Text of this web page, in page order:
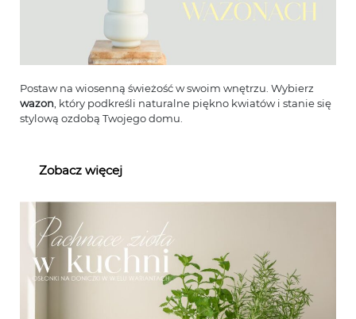
Postaw na wiosenną świeżość w swoim wnętrzu. Wybierz
wazon , który podkreśli naturalne piękno kwiatów i stanie się
stylową ozdobą Twojego domu.
Zobacz więcej